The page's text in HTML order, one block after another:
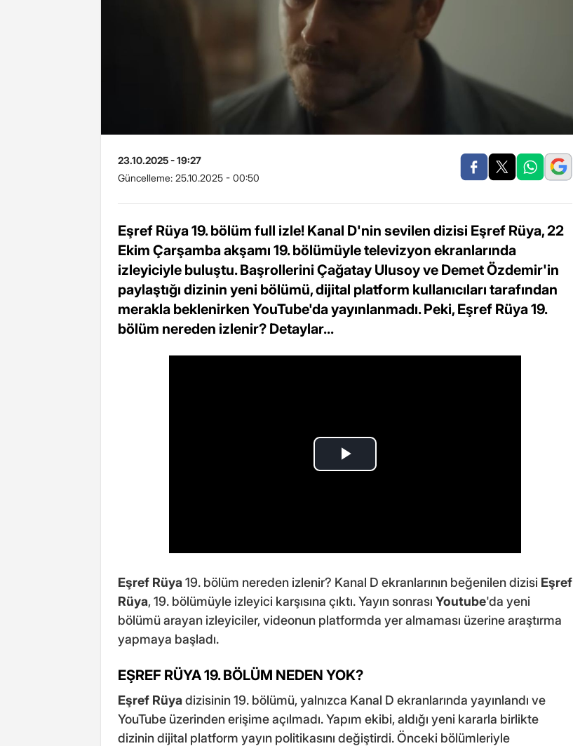
23.10.2025 - 19:27
Güncelleme: 25.10.2025 - 00:50
Eşref Rüya 19. bölüm full izle! Kanal D'nin sevilen dizisi Eşref Rüya, 22
Ekim Çarşamba akşamı 19. bölümüyle televizyon ekranlarında
izleyiciyle buluştu. Başrollerini Çağatay Ulusoy ve Demet Özdemir'in
paylaştığı dizinin yeni bölümü, dijital platform kullanıcıları tarafından
merakla beklenirken YouTube'da yayınlanmadı. Peki, Eşref Rüya 19.
bölüm nereden izlenir? Detaylar...
Eşref Rüya 19. bölüm nereden izlenir? Kanal D ekranlarının beğenilen dizisi Eşref
Rüya, 19. bölümüyle izleyici karşısına çıktı. Yayın sonrası Youtube'da yeni
bölümü arayan izleyiciler, videonun platformda yer almaması üzerine araştırma
yapmaya başladı.
EŞREF RÜYA 19. BÖLÜM NEDEN YOK?
Eşref Rüya dizisinin 19. bölümü, yalnızca Kanal D ekranlarında yayınlandı ve
YouTube üzerinden erişime açılmadı. Yapım ekibi, aldığı yeni kararla birlikte
dizinin dijital platform yayın politikasını değiştirdi. Önceki bölümleriyle